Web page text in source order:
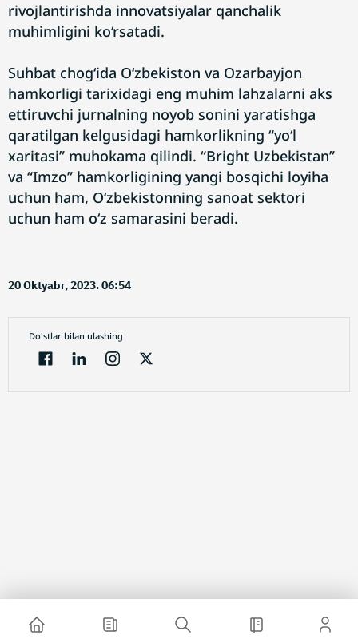
rivojlantirishda innovatsiyalar qanchalik
muhimligini ko‘rsatadi.
Suhbat chog‘ida O‘zbekiston va Ozarbayjon
hamkorligi tarixidagi eng muhim lahzalarni aks
ettiruvchi jurnalning noyob sonini yaratishga
qaratilgan kelgusidagi hamkorlikning “yo‘l
xaritasi” muhokama qilindi. “Bright Uzbekistan”
va “Imzo” hamkorligining yangi bosqichi loyiha
uchun ham, O‘zbekistonning sanoat sektori
uchun ham o‘z samarasini beradi.
20 Oktyabr, 2023. 06:54
Do'stlar bilan ulashing